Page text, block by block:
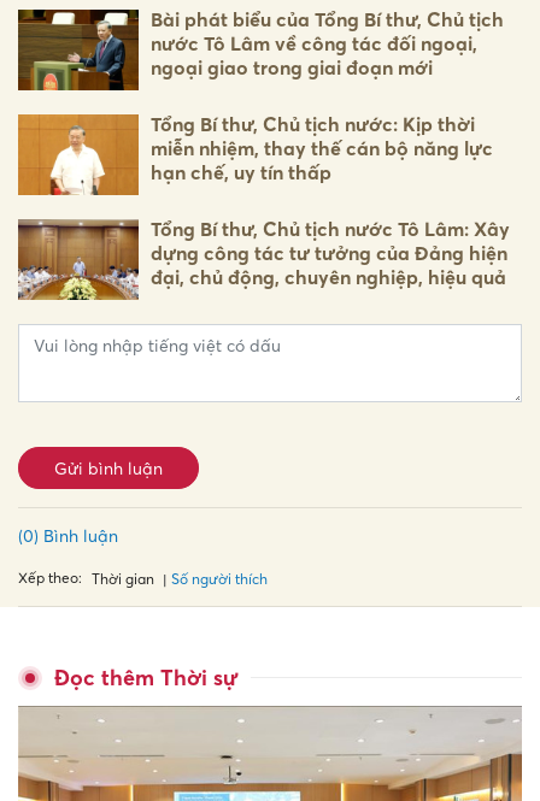
Bài phát biểu của Tổng Bí thư, Chủ tịch
nước Tô Lâm về công tác đối ngoại,
ngoại giao trong giai đoạn mới
Tổng Bí thư, Chủ tịch nước: Kịp thời
miễn nhiệm, thay thế cán bộ năng lực
hạn chế, uy tín thấp
Tổng Bí thư, Chủ tịch nước Tô Lâm: Xây
dựng công tác tư tưởng của Đảng hiện
đại, chủ động, chuyên nghiệp, hiệu quả
Gửi bình luận
(0) Bình luận
Xếp theo: Thời gian Số người thích
Đọc thêm Thời sự